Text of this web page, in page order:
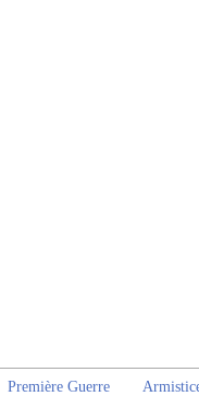
Première Guerre